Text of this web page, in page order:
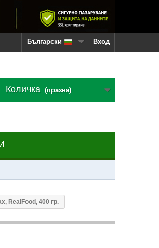
Вход
Български
Количка (празна)
RealFood, 400 гр.